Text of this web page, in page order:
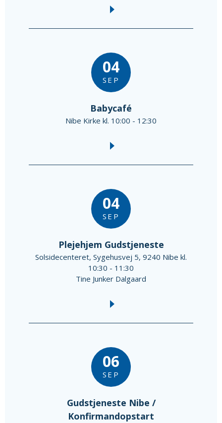
04
SEP
Babycafé
Nibe Kirke kl. 10:00 - 12:30
04
SEP
Plejehjem Gudstjeneste
Solsidecenteret, Sygehusvej 5, 9240 Nibe kl.
10:30 - 11:30
Tine Junker Dalgaard
06
SEP
Gudstjeneste Nibe /
Konfirmandopstart